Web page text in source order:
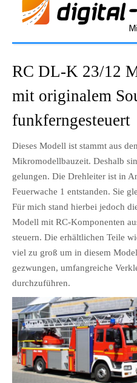
Galerie
Downloadbereich
Datenschutzerklärung
RC DL-K 23/12
mit originalem
funkferngesteuert
Dieses Modell ist stammt aus
Mikromodellbauzeit. Deshalb
gelungen. Die Drehleiter ist in
Feuerwache 1 entstanden. Sie
Für mich stand hierbei jedoch
Modell mit RC-Komponenten
steuern. Die erhältlichen Teile
viel zu groß um in diesem
gezwungen, umfangreiche
durchzuführen.